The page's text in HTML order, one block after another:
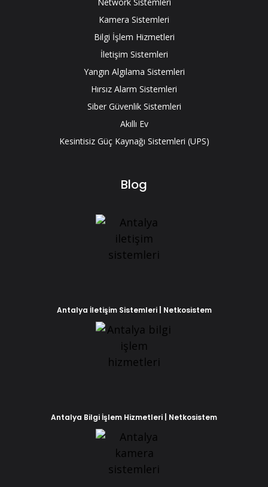
Kamera Sistemleri
Bilgi İşlem Hizmetleri
İletişim Sistemleri
Yangın Algılama Sistemleri
Hırsız Alarm Sistemleri
Siber Güvenlik Sistemleri
Akıllı Ev
Kesintisiz Güç Kaynağı Sistemleri (UPS)
Blog
Antalya İletişim Sistemleri | Netkosistem
Antalya Bilgi İşlem Hizmetleri | Netkosistem